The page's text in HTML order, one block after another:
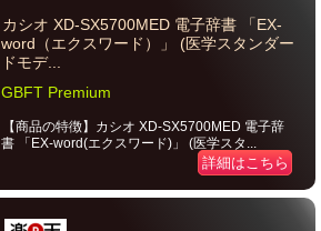
カシオ XD-SX5700MED 電子辞書 「EX-
word（エクスワード）」 (医学スタンダー
ドモデ...
GBFT Premium
【商品の特徴】カシオ XD-SX5700MED 電子辞
書 「EX-word(エクスワード)」 (医学スタ...
詳細はこちら